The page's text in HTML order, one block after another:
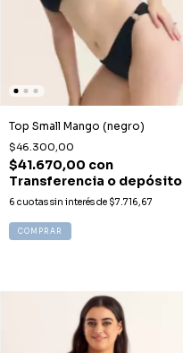
Top Small Mango (negro)
$46.300,00
$41.670,00 con
Transferencia o depósito
6 cuotas sin interés de $7.716,67
COMPRAR